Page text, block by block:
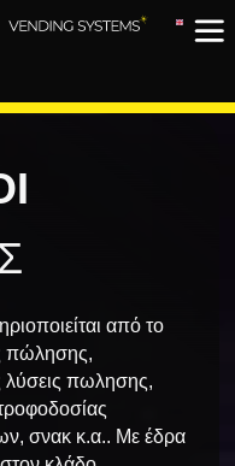
από το
πώλησης,
πωλησης,
σνακ κ.α.. Με έδρα